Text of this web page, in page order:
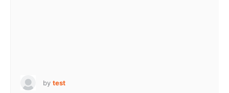
by test